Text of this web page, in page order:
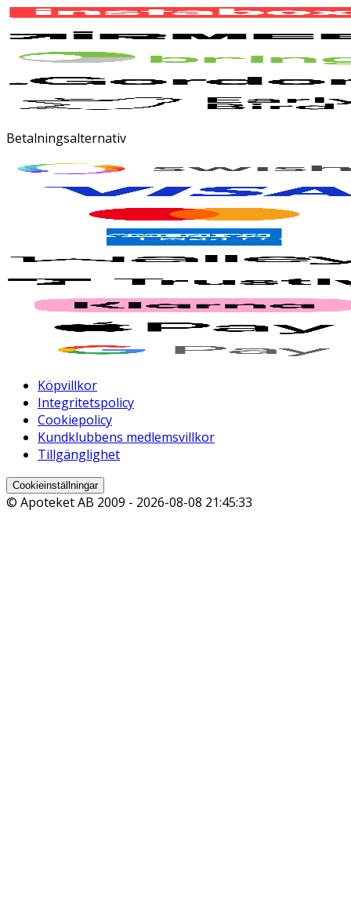
Betalningsalternativ
Köpvillkor
Integritetspolicy
Cookiepolicy
Kundklubbens medlemsvillkor
Tillgänglighet
Cookieinställningar
© Apoteket AB 2009 - 2026-08-08 21:45:33